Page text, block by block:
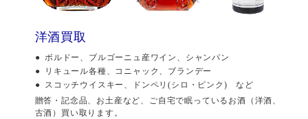
洋酒買取
ボルドー、ブルゴーニュ産ワイン、シャンパン
リキュール各種、コニャック、ブランデー
スコッチウイスキー、ドンペリ(シロ・ピンク) など
贈答・記念品、お土産など、ご自宅で眠っているお酒（洋酒、
古酒）買い取ります。